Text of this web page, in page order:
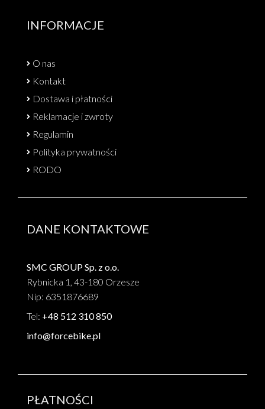
INFORMACJE
O nas
Kontakt
Dostawa i płatności
Reklamacje i zwroty
Regulamin
Polityka prywatności
RODO
DANE KONTAKTOWE
SMC GROUP Sp. z o.o.
Rybnicka 1, 43-180 Orzesze
Nip: 6351876689
Tel: +48 512 310 850
info@forcebike.pl
PŁATNOŚCI